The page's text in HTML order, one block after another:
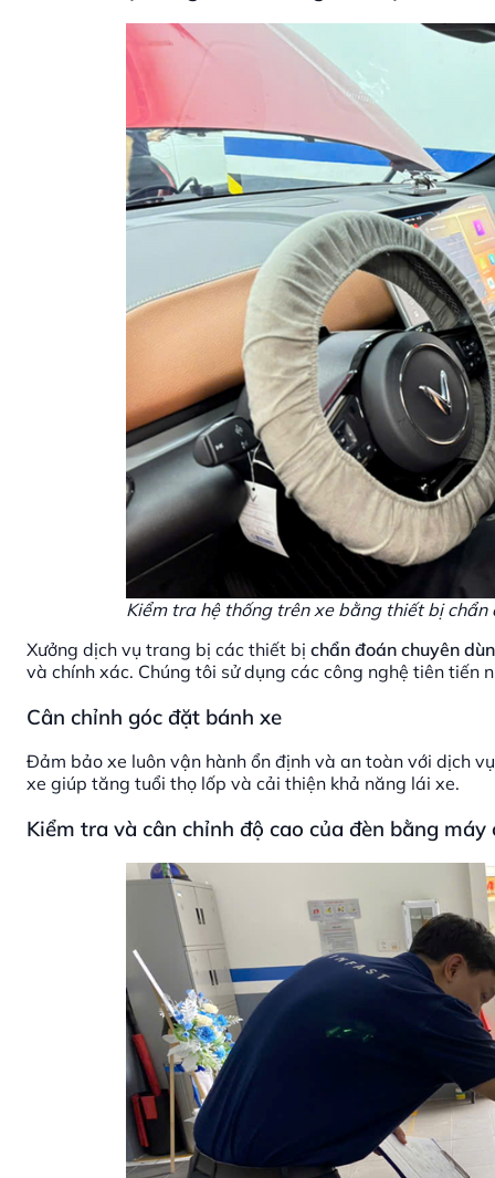
Kiểm tra hệ thống trên xe bằng thiết bị chẩn
Xưởng dịch vụ trang bị các thiết bị chẩn đoán chuyên
và chính xác. Chúng tôi sử dụng các công nghệ tiên
Cân chỉnh góc đặt bánh xe
Đảm bảo xe luôn vận hành ổn định và an toàn với dịch
xe giúp tăng tuổi thọ lốp và cải thiện khả năng lái xe.
Kiểm tra và cân chỉnh độ cao của đèn bằng máy